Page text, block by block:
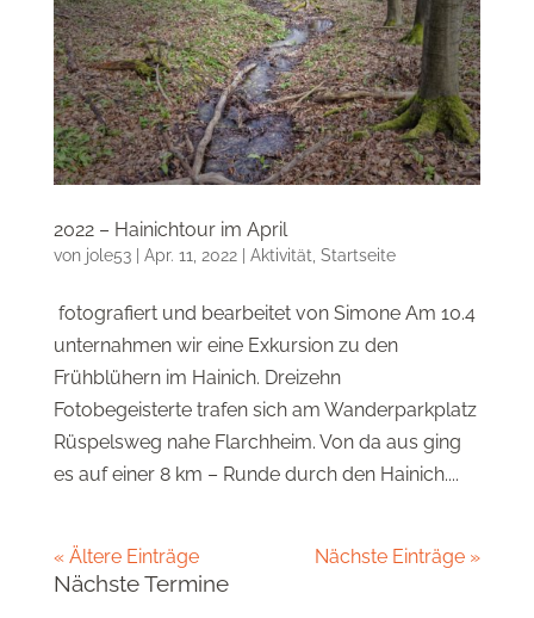
2022 – Hainichtour im April
von jole53| Apr. 11, 2022| Aktivität, Startseite
fotografiert und bearbeitet von Simone Am 10.4
unternahmen wir eine Exkursion zu den
Frühblühern im Hainich. Dreizehn
Fotobegeisterte trafen sich am Wanderparkplatz
Rüspelsweg nahe Flarchheim. Von da aus ging
es auf einer 8 km – Runde durch den Hainich....
« Ältere Einträge Nächste Einträge »
Nächste Termine